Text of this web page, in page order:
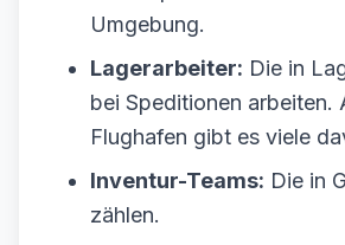
Umgebung.
Lagerarbeiter: Die in
bei Speditionen arbeiten.
Flughafen gibt es viele
Inventur-Teams: Die in
zählen.